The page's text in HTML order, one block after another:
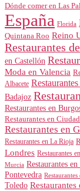
Dónde comer en Las
España Florida
Quintana Roo Reino
Restaurantes
en Castellón
Moda en Valencia
Albacete
Badajoz
Restaurantes en
Restaurantes en
Restaurantes en
Restaurantes en La Rioja
Londres Restaurantes
Murcia Restaurantes
Pontevedra
Toledo Restaurantes